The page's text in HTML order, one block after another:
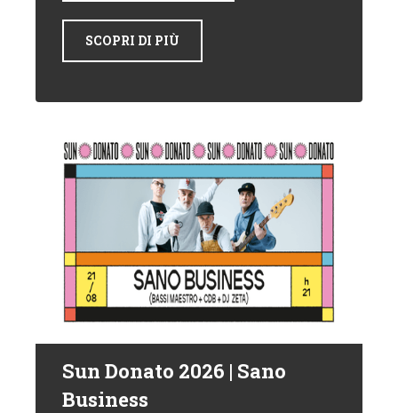
SCOPRI DI PIÙ
Sun Donato 2026 | Sano
Business